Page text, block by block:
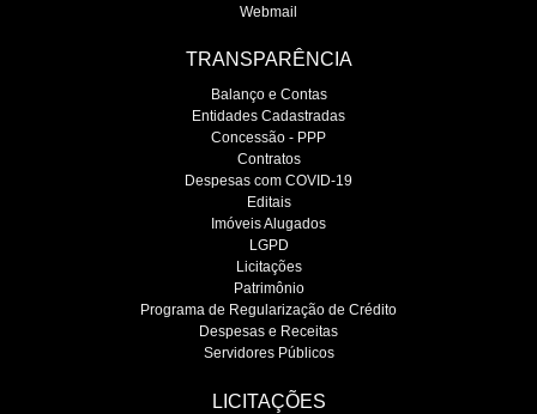
Webmail
TRANSPARÊNCIA
Balanço e Contas
Entidades Cadastradas
Concessão - PPP
Contratos
Despesas com COVID-19
Editais
Imóveis Alugados
LGPD
Licitações
Patrimônio
Programa de Regularização de Crédito
Despesas e Receitas
Servidores Públicos
LICITAÇÕES